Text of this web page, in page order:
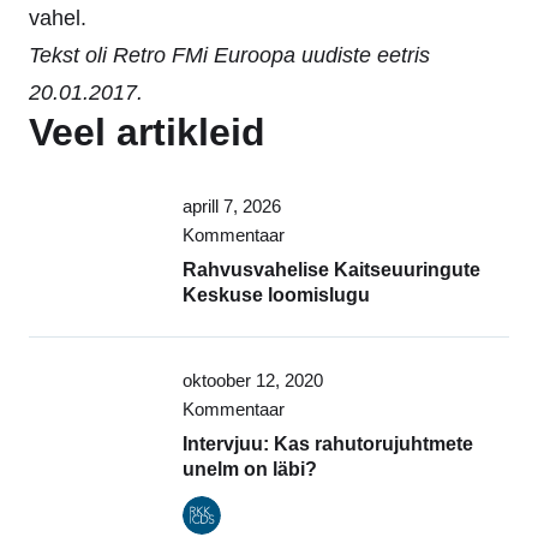
vahel.
Tekst oli Retro FMi Euroopa uudiste eetris
20.01.2017.
Veel artikleid
Kommentaar
aprill 7, 2026
Rahvusvahelise Kaitseuuringute
Keskuse loomislugu
Kommentaar
oktoober 12, 2020
Intervjuu: Kas rahutorujuhtmete
unelm on läbi?